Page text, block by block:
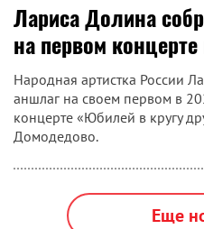
Лариса Долина
на первом
Народная артистка России
аншлаг на своем первом в
концерте «Юбилей в кругу
Домодедово.
Еще